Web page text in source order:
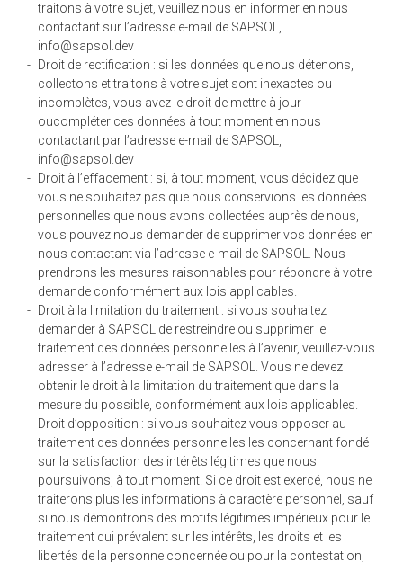
traitons à votre sujet, veuillez nous en informer en nous
contactant sur l’adresse e-mail de SAPSOL,
info@sapsol.dev
Droit de rectification : si les données que nous détenons,
collectons et traitons à votre sujet sont inexactes ou
incomplètes, vous avez le droit de mettre à jour
oucompléter ces données à tout moment en nous
contactant par l’adresse e-mail de SAPSOL,
info@sapsol.dev
Droit à l’effacement : si, à tout moment, vous décidez que
vous ne souhaitez pas que nous conservions les données
personnelles que nous avons collectées auprès de nous,
vous pouvez nous demander de supprimer vos données en
nous contactant via l’adresse e-mail de SAPSOL. Nous
prendrons les mesures raisonnables pour répondre à votre
demande conformément aux lois applicables.
Droit à la limitation du traitement : si vous souhaitez
demander à SAPSOL de restreindre ou supprimer le
traitement des données personnelles à l’avenir, veuillez-vous
adresser à l’adresse e-mail de SAPSOL. Vous ne devez
obtenir le droit à la limitation du traitement que dans la
mesure du possible, conformément aux lois applicables.
Droit d’opposition : si vous souhaitez vous opposer au
traitement des données personnelles les concernant fondé
sur la satisfaction des intérêts légitimes que nous
poursuivons, à tout moment. Si ce droit est exercé, nous ne
traiterons plus les informations à caractère personnel, sauf
si nous démontrons des motifs légitimes impérieux pour le
traitement qui prévalent sur les intérêts, les droits et les
libertés de la personne concernée ou pour la contestation,